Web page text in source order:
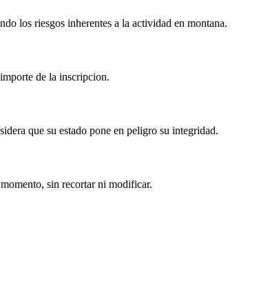
los riesgos inherentes a la actividad en montana.
de la inscripcion.
que su estado pone en peligro su integridad.
sin recortar ni modificar.